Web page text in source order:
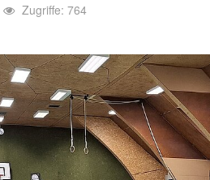
Zugriffe: 764